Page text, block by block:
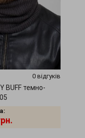
0 відгуків
BUFF темно-